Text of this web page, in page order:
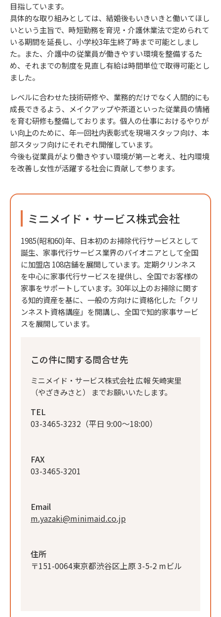
目指しています。
具体的な取り組みとしては、結婚後もいきいきと働いてほし
いという主旨で、時短勤務を育児・介護休業法で定められて
いる期間を延長し、小学校3年生終了時まで可能としまし
た。また、介護中の従業員が働きやすい環境を整備するた
め、それまでの制度を見直し有給は時間単位で取得可能とし
ました。
レベルに合わせた技術研修や、業務的だけでなく人間的にも
成長できるよう、メイクアップや茶道といった従業員の情緒
を育む研修も整備しております。個人の仕事におけるやりが
い向上のために、年一回社内表彰式を現場スタッフ向け、本
部スタッフ向けにそれぞれ開催しています。
今後も従業員がより働きやすい環境が第一と考え、社内環境
を改善し女性が活躍する社会に貢献して参ります。
ミニメイド・サービス株式会社
1985(昭和60)年、日本初のお掃除代行サービスとして
誕生、家事代行サービス業界のパイオニアとして全国
に加盟店 108店舗を展開しています。定期クリンネス
を中心に家事代行サービスを提供し、全国でお客様の
家事をサポートしています。30年以上のお掃除に関す
る知的資産を基に、一般の方向けに資格化した「クリ
ンネスト資格講座」を開講し、全国で知的家事サービ
スを展開しています。
この件に関する問合せ先
ミニメイド・サービス株式会社 広報 矢崎実里
（やざきみさと） までお願いいたします。
TEL
03-3465-3232 （平日 9:00〜18:00）
FAX
03-3465-3201
Email
m.yazaki@minimaid.co.jp
住所
〒151-0064東京都渋谷区上原 3-5-2 mビル